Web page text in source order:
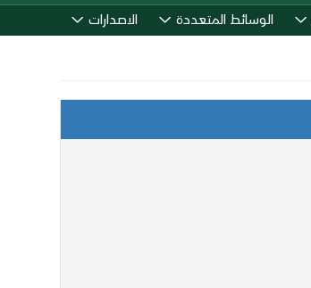
الوسائط المتعددة الاصدارات